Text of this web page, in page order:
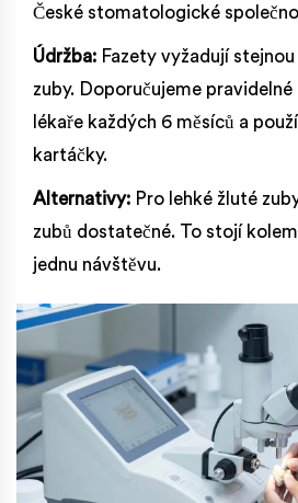
České stomatologické
Údržba: Fazety vyžadují
zuby. Doporučujeme
lékaře každých 6 měsíců a
kartáčky.
Alternativy: Pro lehké žluté
zubů dostatečné. To stojí
jednu návštěvu.